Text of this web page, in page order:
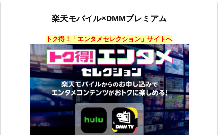
楽天モバイル×DMMプレミアム
トク得！「エンタメセレクション」サイトへ